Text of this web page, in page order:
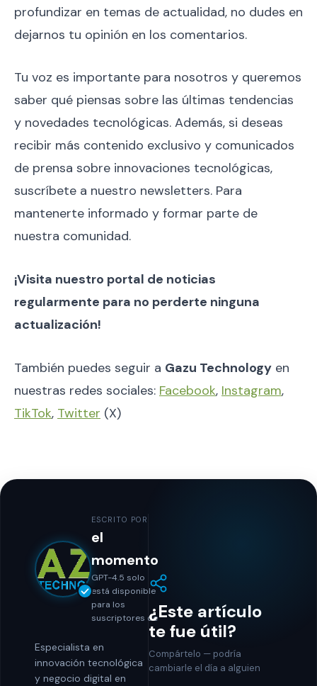
profundizar en temas de actualidad, no dudes en
dejarnos tu opinión en los comentarios.
Tu voz es importante para nosotros y queremos
saber qué piensas sobre las últimas tendencias
y novedades tecnológicas. Además, si deseas
recibir más contenido exclusivo y comunicados
de prensa sobre innovaciones tecnológicas,
suscríbete a nuestro newsletters. Para
mantenerte informado y formar parte de
nuestra comunidad.
¡Visita nuestro portal de noticias
regularmente para no perderte ninguna
actualización!
También puedes seguir a Gazu Technology en
nuestras redes sociales: Facebook, Instagram,
TikTok, Twitter (X)
ESCRITO POR
el
momento
GPT-4.5 solo
está disponible
para los
suscriptores de
Especialista en
innovación tecnológica
y negocio digital en
¿Este artículo
te fue útil?
Compártelo — podría
cambiarle el día a alguien